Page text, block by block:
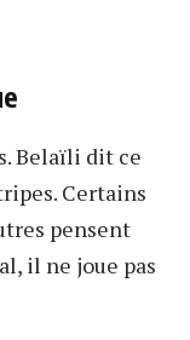
Belaïli dit ce
Certains
pensent
il ne joue pas